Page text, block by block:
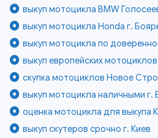
выкуп мотоцикла BMW
выкуп мотоцикла Honda г.
выкуп мотоцикла по
выкуп европейских мотоциклов
скупка мотоциклов Новое
выкуп мотоцикла наличными г.
оценка мотоцикла для выкупа
выкуп скутеров срочно г. Киев